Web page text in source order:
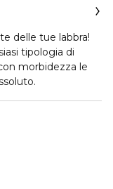
delle tue labbra!
tipologia di
morbidezza le